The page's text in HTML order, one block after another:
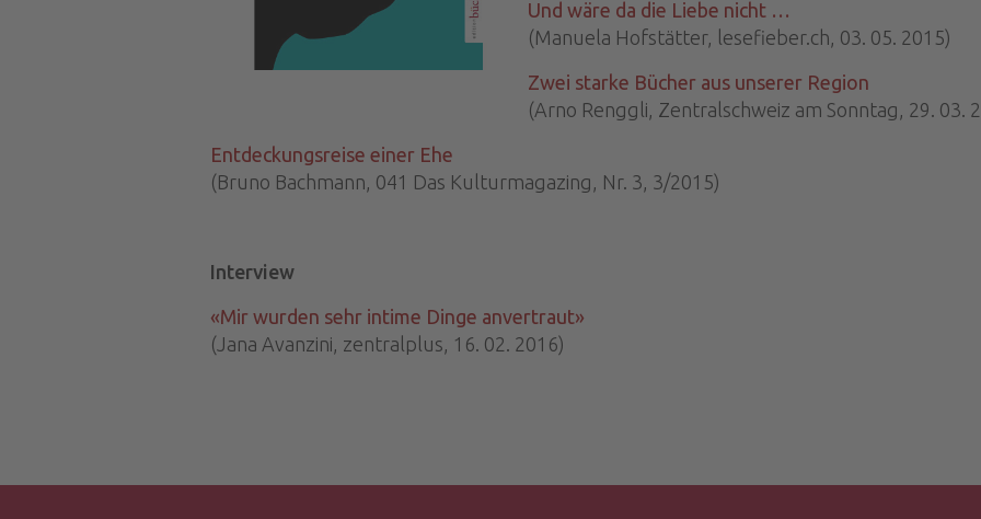
Und wäre da die Liebe nicht …
(Manuela Hofstätter, lesefieber.ch, 03. 05. 2015)
Zwei starke Bücher aus unserer Region
(Arno Renggli, Zentralschweiz am Sonntag, 29. 03.
Entdeckungsreise einer Ehe
(Bruno Bachmann, 041 Das Kulturmagazing, Nr. 3, 3/2015)
Interview
«Mir wurden sehr intime Dinge anvertraut»
(Jana Avanzini, zentralplus, 16. 02. 2016)